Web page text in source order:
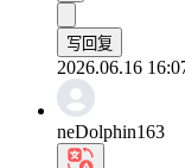
写回复
2026.06.16
neDolphin163